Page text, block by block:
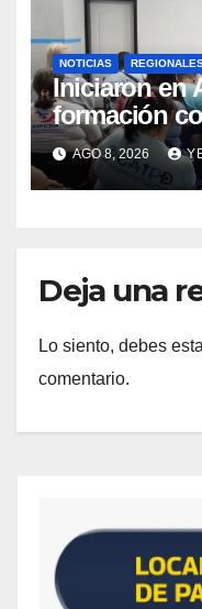
NOTICIAS
Iniciaron en
formación
atención a
discapacidad
AGO 8, 2026
Deja una
Lo siento, debes
comentario.